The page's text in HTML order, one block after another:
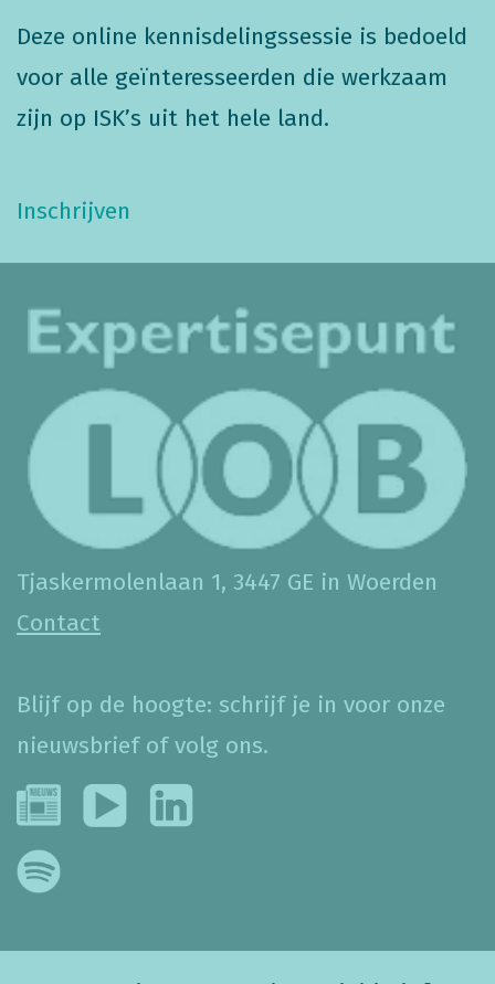
Deze online kennisdelingssessie is bedoeld
voor alle geïnteresseerden die werkzaam
zijn op ISK’s uit het hele land.
Inschrijven
Tjaskermolenlaan 1, 3447 GE in Woerden
Contact
Blijf op de hoogte: schrijf je in voor onze
nieuwsbrief of volg ons.